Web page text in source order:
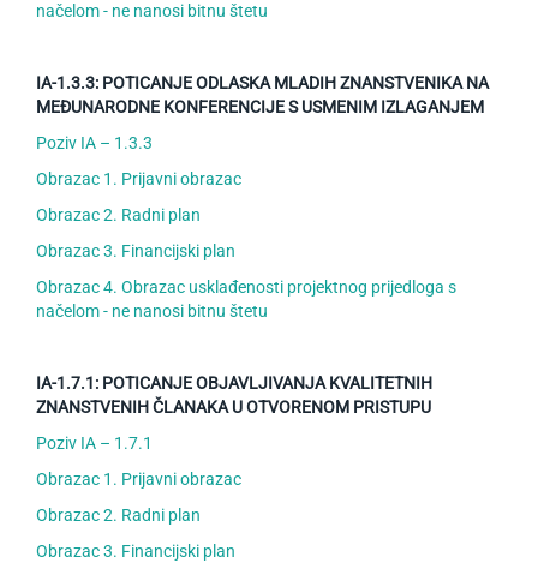
načelom - ne nanosi bitnu štetu
IA-1.3.3: POTICANJE ODLASKA MLADIH ZNANSTVENIKA NA
MEĐUNARODNE KONFERENCIJE S USMENIM IZLAGANJEM
Poziv IA – 1.3.3
Obrazac 1. Prijavni obrazac
Obrazac 2. Radni plan
Obrazac 3. Financijski plan
Obrazac 4. Obrazac usklađenosti projektnog prijedloga s
načelom - ne nanosi bitnu štetu
IA-1.7.1: POTICANJE OBJAVLJIVANJA KVALITETNIH
ZNANSTVENIH ČLANAKA U OTVORENOM PRISTUPU
Poziv IA – 1.7.1
Obrazac 1. Prijavni obrazac
Obrazac 2. Radni plan
Obrazac 3. Financijski plan